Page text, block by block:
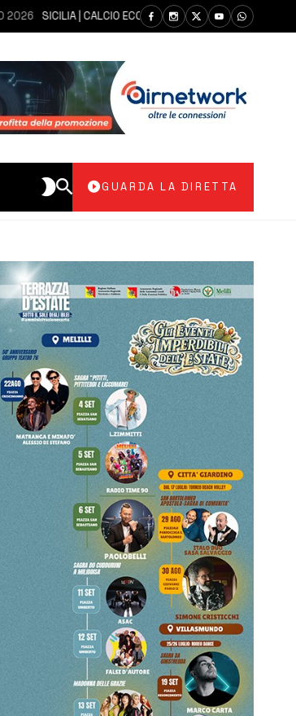
SICILIA | CALCIO ECCELLENZA, COPPA ITALIA: IL 30
GUARDA LA DIRETTA